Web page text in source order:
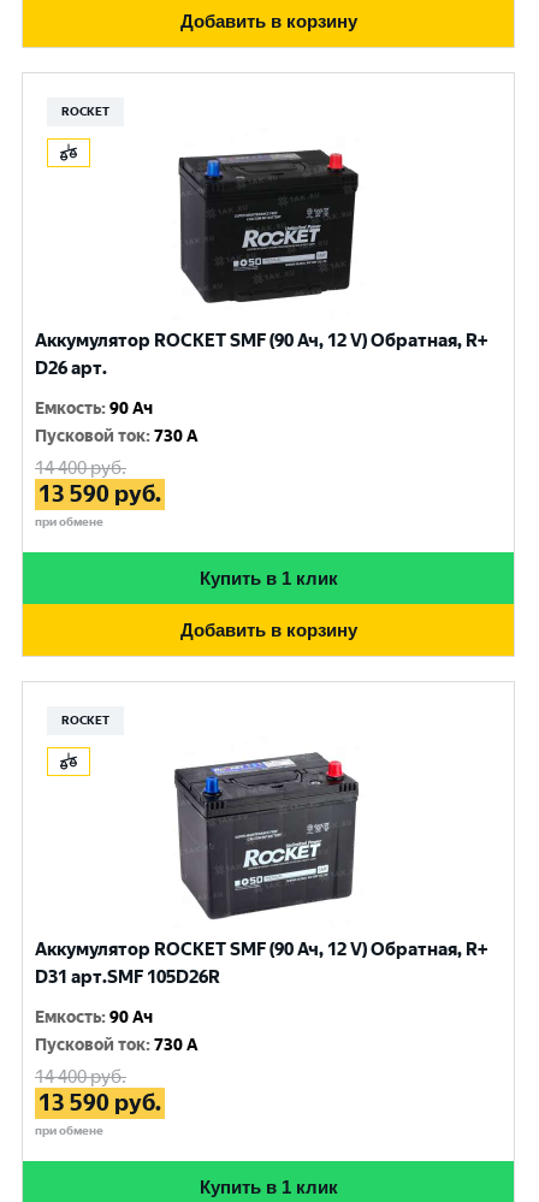
Добавить в корзину
ROCKET
Аккумулятор ROCKET SMF (90 Ач, 12 V) Обратная, R+
D26 арт.
Емкость:90 Ач
Пусковой ток:730 A
14 400руб.
13 590 руб.
при обмене
Купить в 1 клик
Добавить в корзину
ROCKET
Аккумулятор ROCKET SMF (90 Ач, 12 V) Обратная, R+
D31 арт.SMF 105D26R
Емкость:90 Ач
Пусковой ток:730 A
14 400руб.
13 590 руб.
при обмене
Купить в 1 клик